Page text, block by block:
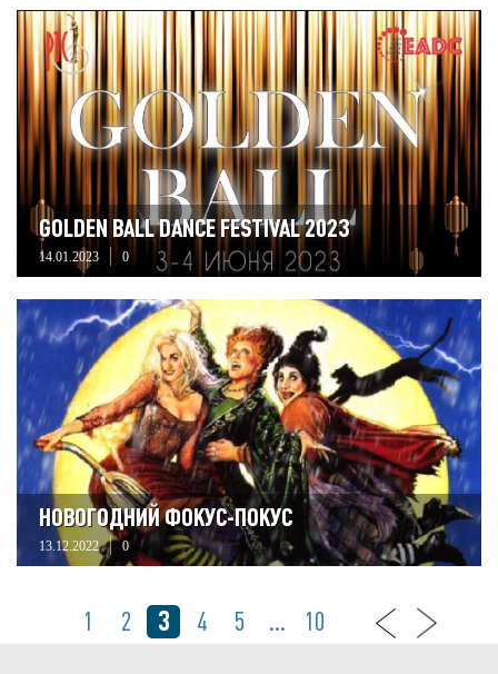
GOLDEN BALL DANCE FESTIVAL 2023
14.01.2023 0
НОВОГОДНИЙ ФОКУС-ПОКУС
13.12.2022 0
1 2 3 4 5 ... 10